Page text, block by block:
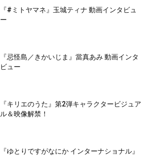
『#ミトヤマネ』玉城ティナ 動画インタビュ
ー
『忌怪島／きかいじま』當真あみ 動画インタ
ビュー
『キリエのうた』第2弾キャラクタービジュア
ル＆映像解禁！
『ゆとりですがなにか インターナショナル』